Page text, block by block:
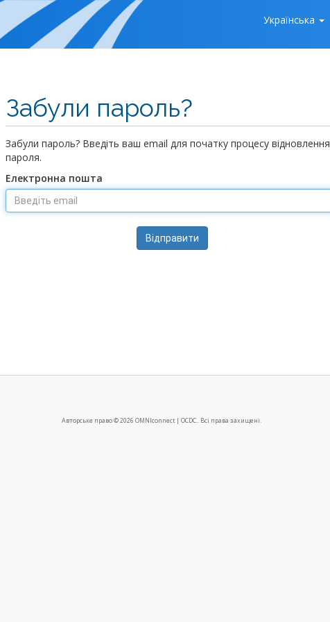
Українська
Забули пароль?
Забули пароль? Введіть ваш email для початку процесу відновлення
пароля.
Електронна пошта
Відправити
Авторське право © 2026 OMNIconnect | OCDC.. Всі права захищені.